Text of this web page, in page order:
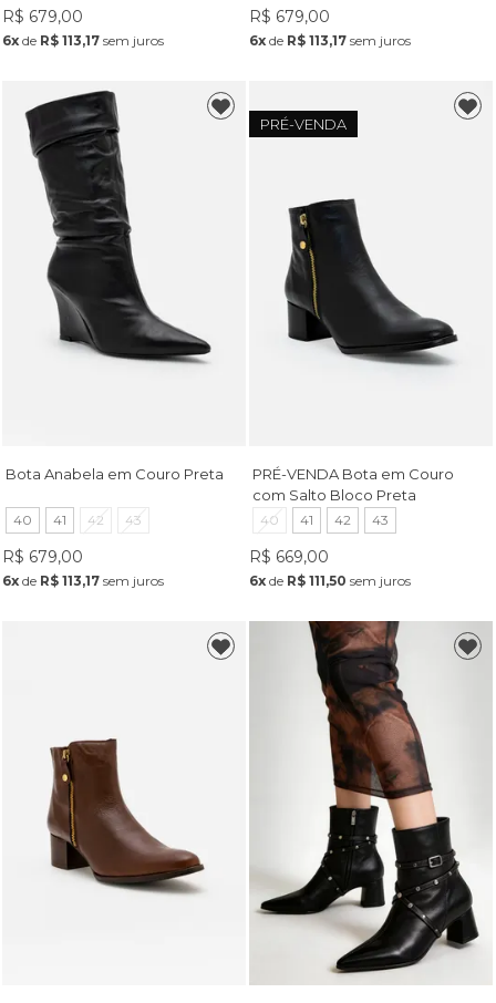
R$ 679,00
6xde R$ 113,17sem juros
R$ 679,00
6x de R$ 113,17 sem juros
Bota Anabela em Couro Preta
40 41 42 43
R$ 679,00
6xde R$ 113,17sem juros
PRÉ-VENDA
PRÉ-VENDA Bota em Couro
com Salto Bloco Preta
40 41 42 43
R$ 669,00
6x de R$ 111,50 sem juros